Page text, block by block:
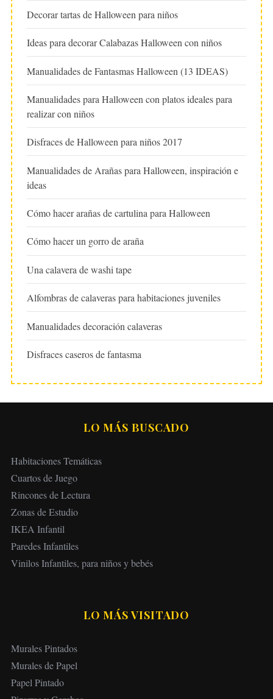
Decorar tartas de Halloween para niños
Ideas para decorar Calabazas Halloween con niños
Manualidades de Fantasmas Halloween (13 IDEAS)
Manualidades para Halloween con platos ideales para
realizar con niños
Disfraces de Halloween para niños 2017
Manualidades de Arañas para Halloween, inspiración e
ideas
Cómo hacer arañas de cartulina para Halloween
Cómo hacer un gorro de araña
Una calavera de washi tape
Alfombras de calaveras para habitaciones juveniles
Manualidades decoración calaveras
Disfraces caseros de fantasma
LO MÁS BUSCADO
Habitaciones Temáticas
Cuartos de Juego
Rincones de Lectura
Zonas de Estudio
IKEA Infantil
Paredes Infantiles
Vinilos Infantiles, para niños y bebés
LO MÁS VISITADO
Murales Pintados
Murales de Papel
Papel Pintado